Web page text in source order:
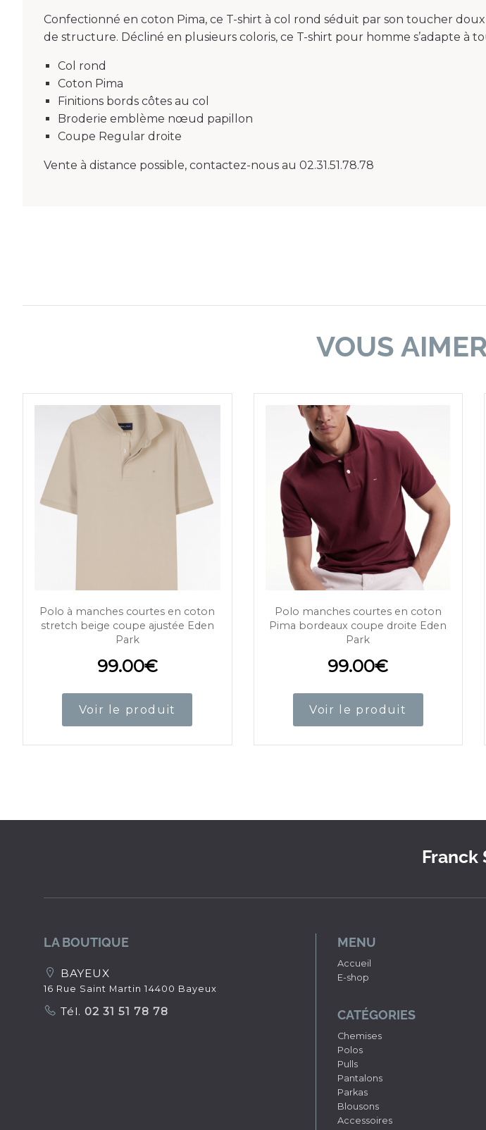
Confectionné en coton Pima, ce T-shirt à col rond séduit par son toucher
de structure. Décliné en plusieurs coloris, ce T-shirt pour homme s’adapte à
Col rond
Coton Pima
Finitions bords côtes au col
Broderie emblème nœud papillon
Coupe Regular droite
Vente à distance possible, contactez-nous au 02.31.51.78.78
VOUS
Polo à manches courtes en coton
stretch beige coupe ajustée Eden
Park
99.00€
Voir le produit
Polo manches courtes en coton
Pima bordeaux coupe droite Eden
Park
99.00€
Voir le produit
Franck
LA BOUTIQUE
BAYEUX
16 Rue Saint Martin 14400 Bayeux
Tél. 02 31 51 78 78
MENU
Accueil
E-shop
CATÉGORIES
Chemises
Polos
Pulls
Pantalons
Parkas
Blousons
Accessoires